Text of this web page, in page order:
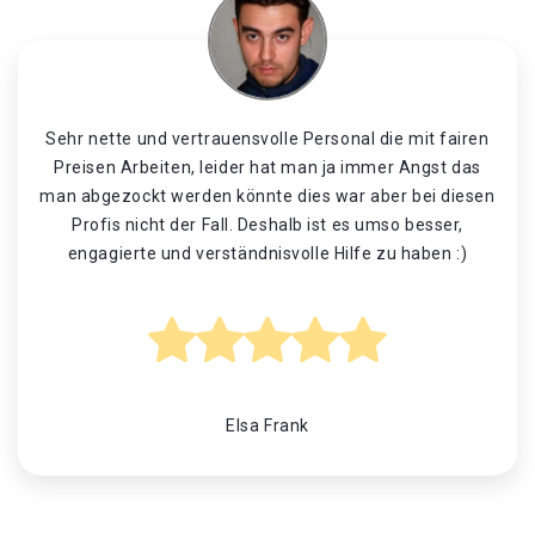
Sehr nette und vertrauensvolle Personal die mit fairen
Preisen Arbeiten, leider hat man ja immer Angst das
man abgezockt werden könnte dies war aber bei diesen
Profis nicht der Fall. Deshalb ist es umso besser,
engagierte und verständnisvolle Hilfe zu haben :)
Elsa Frank